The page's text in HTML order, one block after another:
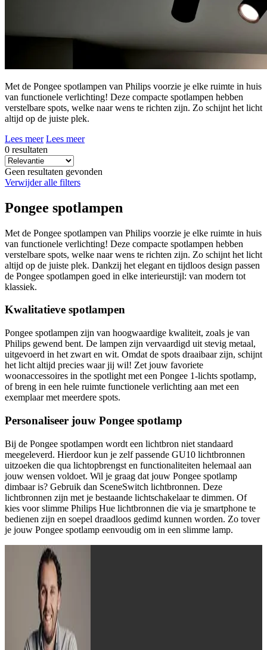
Met de Pongee spotlampen van Philips voorzie je elke ruimte in huis
van functionele verlichting! Deze compacte spotlampen hebben
verstelbare spots, welke naar wens te richten zijn. Zo schijnt het licht
altijd op de juiste plek.
Lees meer Lees meer
0 resultaten
Geen resultaten gevonden
Verwijder alle filters
Pongee spotlampen
Met de Pongee spotlampen van Philips voorzie je elke ruimte in huis
van functionele verlichting! Deze compacte spotlampen hebben
verstelbare spots, welke naar wens te richten zijn. Zo schijnt het licht
altijd op de juiste plek. Dankzij het elegant en tijdloos design passen
de Pongee spotlampen goed in elke interieurstijl: van modern tot
klassiek.
Kwalitatieve spotlampen
Pongee spotlampen zijn van hoogwaardige kwaliteit, zoals je van
Philips gewend bent. De lampen zijn vervaardigd uit stevig metaal,
uitgevoerd in het zwart en wit. Omdat de spots draaibaar zijn, schijnt
het licht altijd precies waar jij wil! Zet jouw favoriete
woonaccessoires in the spotlight met een Pongee 1-lichts spotlamp,
of breng in een hele ruimte functionele verlichting aan met een
exemplaar met meerdere spots.
Personaliseer jouw Pongee spotlamp
Bij de Pongee spotlampen wordt een lichtbron niet standaard
meegeleverd. Hierdoor kun je zelf passende GU10 lichtbronnen
uitzoeken die qua lichtopbrengst en functionaliteiten helemaal aan
jouw wensen voldoet. Wil je graag dat jouw Pongee spotlamp
dimbaar is? Gebruik dan SceneSwitch lichtbronnen. Deze
lichtbronnen zijn met je bestaande lichtschakelaar te dimmen. Of
kies voor slimme Philips Hue lichtbronnen die via je smartphone te
bedienen zijn en soepel draadloos gedimd kunnen worden. Zo tover
je jouw Pongee spotlamp eenvoudig om in een slimme lamp.